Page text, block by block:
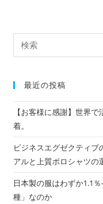
最近の投稿
【お客様に感謝】世界
着。
ビジネスエグゼクティブ
アルと上質ポロシャツの
日本製の服はわずか1.1
種」なのか